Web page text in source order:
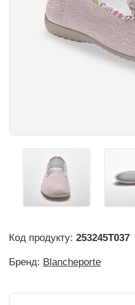
Код продукту: 253245T037
Бренд: Blancheporte